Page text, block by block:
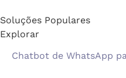
Soluções Populares
Explorar
Chatbot de WhatsApp